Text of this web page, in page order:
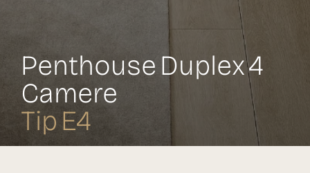
Penthouse Duplex 4
Camere
Tip E4